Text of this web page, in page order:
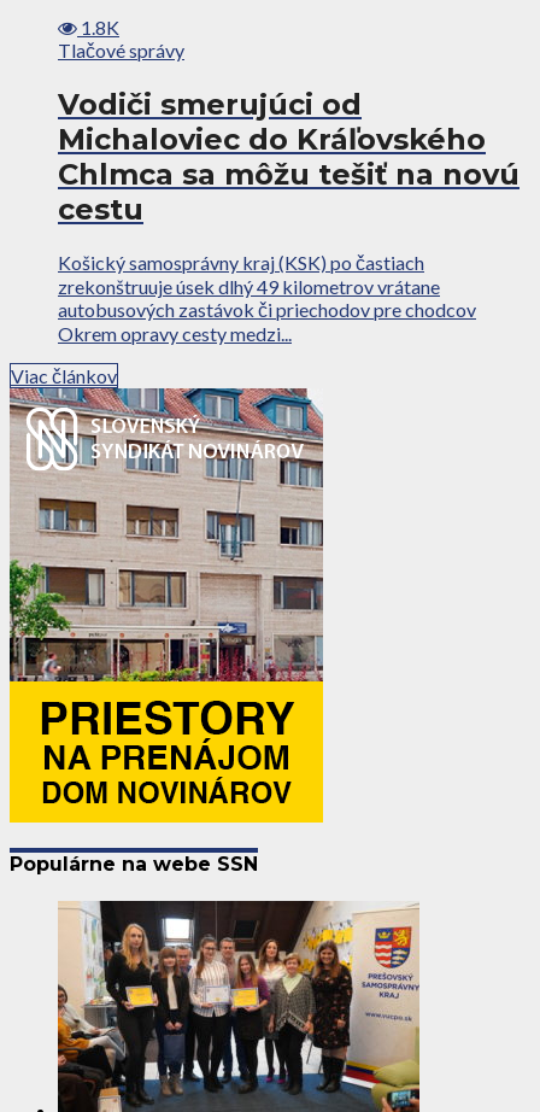
1.8K
Tlačové správy
Vodiči smerujúci od
Michaloviec do Kráľovského
Chlmca sa môžu tešiť na novú
cestu
Košický samosprávny kraj (KSK) po častiach
zrekonštruuje úsek dlhý 49 kilometrov vrátane
autobusových zastávok či priechodov pre chodcov
Okrem opravy cesty medzi...
Viac článkov
Populárne na webe SSN